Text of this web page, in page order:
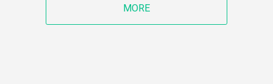
MORE